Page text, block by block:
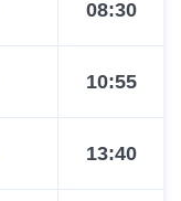
08:30
10:55
13:40